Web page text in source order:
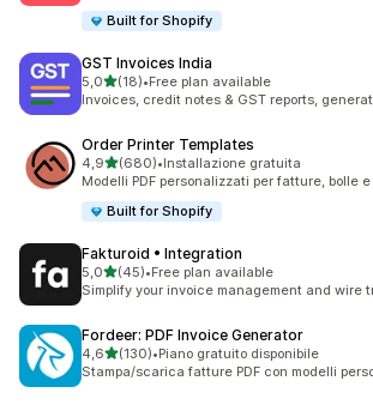
Built for Shopify
GST Invoices India
5,0stelle su 5
(18)
18 recensioni totali
•Free plan available
Invoices, credit notes & GST reports,
Order Printer Templates
4,9stelle su 5
(680)
680 recensioni totali
•Installazione gratuita
Modelli PDF personalizzati per fatture, bolle e
Built for Shopify
Fakturoid • Integration
5,0stelle su 5
(45)
45 recensioni totali
•Free plan available
Simplify your invoice management and wire
Fordeer: PDF Invoice Generator
4,6stelle su 5
(130)
130 recensioni totali
•Piano gratuito disponibile
Stampa/scarica fatture PDF con modelli